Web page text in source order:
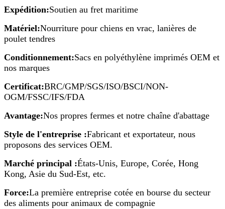
Expédition:Soutien au fret maritime
Matériel:Nourriture pour chiens en vrac, lanières de
poulet tendres
Conditionnement:Sacs en polyéthylène imprimés OEM et
nos marques
Certificat:BRC/GMP/SGS/ISO/BSCI/NON-
OGM/FSSC/IFS/FDA
Avantage:Nos propres fermes et notre chaîne d'abattage
Style de l'entreprise :Fabricant et exportateur, nous
proposons des services OEM.
Marché principal :États-Unis, Europe, Corée, Hong
Kong, Asie du Sud-Est, etc.
Force:La première entreprise cotée en bourse du secteur
des aliments pour animaux de compagnie